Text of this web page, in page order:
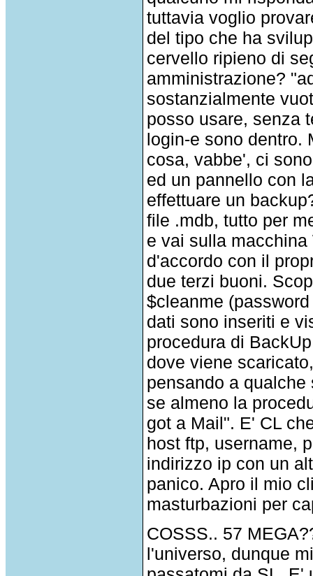
tuttavia voglio
del tipo che ha
cervello ripieno di
amministrazione?
sostanzialmente
posso usare, senza
login-e sono dentro.
cosa, vabbe', ci
ed un pannello con
effettuare un
file .mdb, tutto per
e vai sulla
d'accordo con il
due terzi buoni.
$cleanme
dati sono inseriti e
procedura di
dove viene
pensando a
se almeno la
got a Mail". E' CL
host ftp, username,
indirizzo ip con un
panico. Apro il mio
masturbazioni per
COSSS.. 57
l'universo, dunque